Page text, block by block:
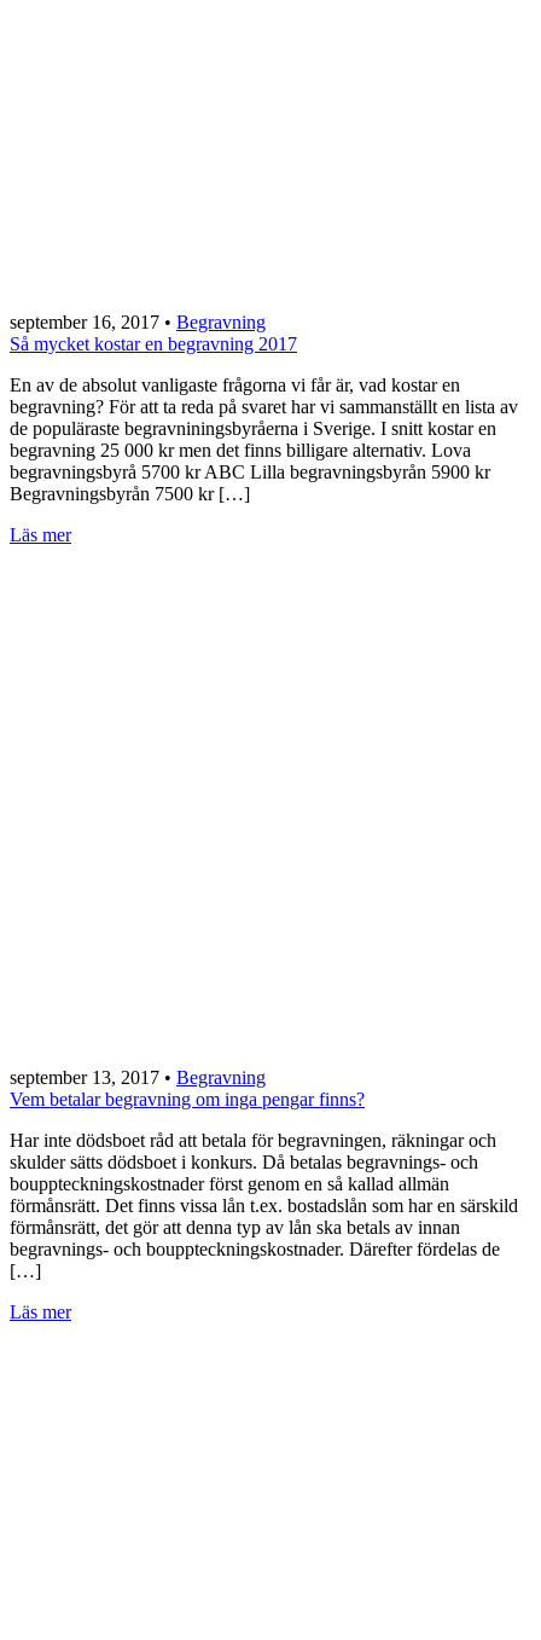
september 16, 2017 • Begravning
Så mycket kostar en begravning 2017
En av de absolut vanligaste frågorna vi får är, vad kostar en
begravning? För att ta reda på svaret har vi sammanställt en lista av
de populäraste begravniningsbyråerna i Sverige. I snitt kostar en
begravning 25 000 kr men det finns billigare alternativ. Lova
begravningsbyrå 5700 kr ABC Lilla begravningsbyrån 5900 kr
Begravningsbyrån 7500 kr […]
Läs mer
september 13, 2017 • Begravning
Vem betalar begravning om inga pengar finns?
Har inte dödsboet råd att betala för begravningen, räkningar och
skulder sätts dödsboet i konkurs. Då betalas begravnings- och
bouppteckningskostnader först genom en så kallad allmän
förmånsrätt. Det finns vissa lån t.ex. bostadslån som har en särskild
förmånsrätt, det gör att denna typ av lån ska betals av innan
begravnings- och bouppteckningskostnader. Därefter fördelas de
[…]
Läs mer